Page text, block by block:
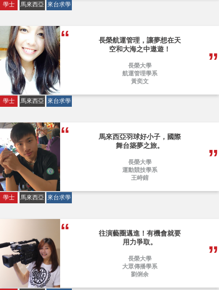
學士 馬來西亞 來台求學
長榮航運管理，讓夢想在天
空和大海之中遨遊！
長榮大學
航運管理學系
黃奕文
學士 馬來西亞 來台求學
馬來西亞羽球好小子，國際
舞台築夢之旅。
長榮大學
運動競技學系
王峙錥
學士 馬來西亞 來台求學
往演藝圈邁進！有機會就要
用力爭取。
長榮大學
大眾傳播學系
劉俐余